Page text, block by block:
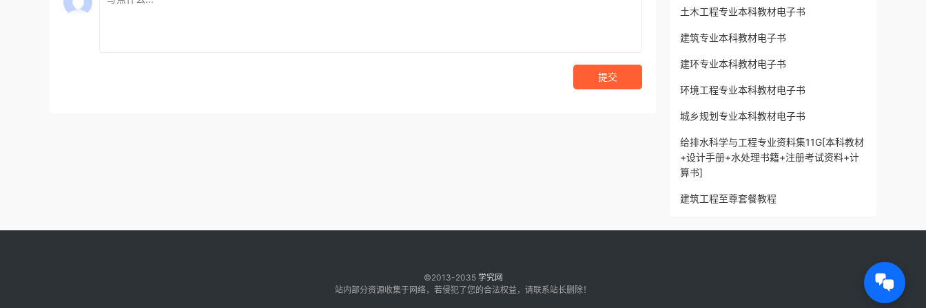
提交
土木工程专业本科教材电子书
建筑专业本科教材电子书
建环专业本科教材电子书
环境工程专业本科教材电子书
城乡规划专业本科教材电子书
给排水科学与工程专业资料集11G[本科教材
+设计手册+水处理书籍+注册考试资料+计
算书]
建筑工程至尊套餐教程
©2013-2035 学究网
站内部分资源收集于网络，若侵犯了您的合法权益，请联系站长删除！